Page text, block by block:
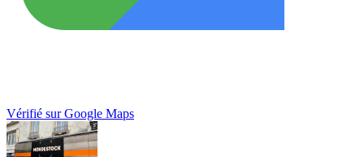
Vérifié sur Google Maps